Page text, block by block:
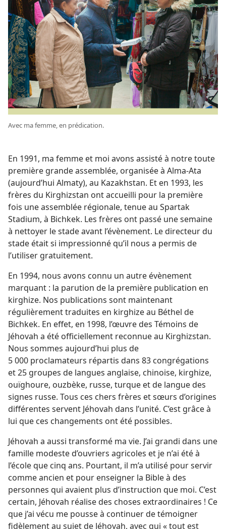
Avec ma femme, en prédication.
En 1991, ma femme et moi avons assisté à notre toute
première grande assemblée, organisée à Alma-Ata
(aujourd’hui Almaty), au Kazakhstan. Et en 1993, les
frères du Kirghizstan ont accueilli pour la première
fois une assemblée régionale, tenue au Spartak
Stadium, à Bichkek. Les frères ont passé une semaine
à nettoyer le stade avant l’évènement. Le directeur du
stade était si impressionné qu’il nous a permis de
l’utiliser gratuitement.
En 1994, nous avons connu un autre évènement
marquant : la parution de la première publication en
kirghize. Nos publications sont maintenant
régulièrement traduites en kirghize au Béthel de
Bichkek. En effet, en 1998, l’œuvre des Témoins de
Jéhovah a été officiellement reconnue au Kirghizstan.
Nous sommes aujourd’hui plus de
5 000 proclamateurs répartis dans 83 congrégations
et 25 groupes de langues anglaise, chinoise, kirghize,
ouïghoure, ouzbèke, russe, turque et de langue des
signes russe. Tous ces chers frères et sœurs d’origines
différentes servent Jéhovah dans l’unité. C’est grâce à
lui que ces changements ont été possibles.
Jéhovah a aussi transformé ma vie. J’ai grandi dans une
famille modeste d’ouvriers agricoles et je n’ai été à
l’école que cinq ans. Pourtant, il m’a utilisé pour servir
comme ancien et pour enseigner la Bible à des
personnes qui avaient plus d’instruction que moi. C’est
certain, Jéhovah réalise des choses extraordinaires ! Ce
que j’ai vécu me pousse à continuer de témoigner
fidèlement au sujet de Jéhovah, avec qui « tout est